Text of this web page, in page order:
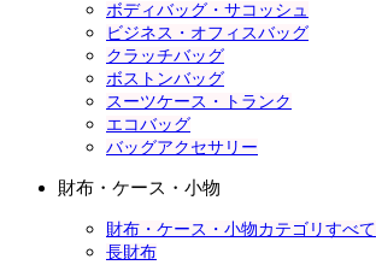
ボディバッグ・サコッシュ
ビジネス・オフィスバッグ
クラッチバッグ
ボストンバッグ
スーツケース・トランク
エコバッグ
バッグアクセサリー
財布・ケース・小物
財布・ケース・小物カテゴリすべて
長財布